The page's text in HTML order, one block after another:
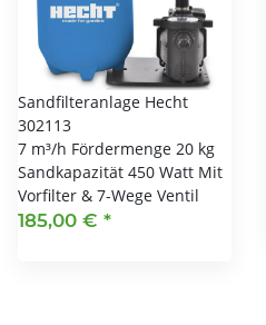
Sandfilteranlage Hecht
302113
7 m³/h Fördermenge 20 kg
Sandkapazität 450 Watt Mit
Vorfilter & 7-Wege Ventil
185,00 € *